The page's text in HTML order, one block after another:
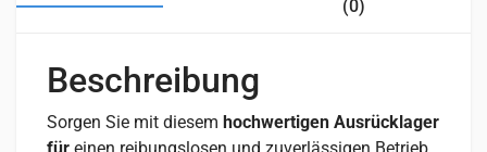
(0)
Beschreibung
Sorgen Sie mit diesem hochwertigen Ausrücklager
für einen reibungslosen und zuverlässigen Betrieb